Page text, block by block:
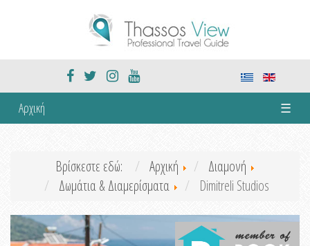
Αρχική ☰
Βρίσκεστε εδώ: Αρχική
Διαμονή
Δωμάτια & Διαμερίσματα
Dimitreli Studios